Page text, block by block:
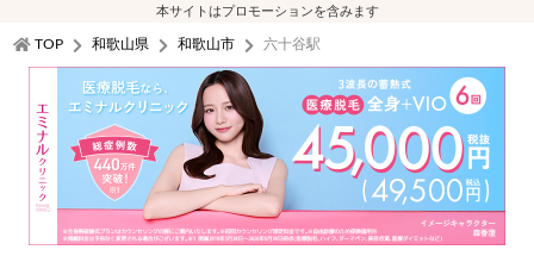
本サイトはプロモーションを含みます
TOP 和歌山県 和歌山市 六十谷駅